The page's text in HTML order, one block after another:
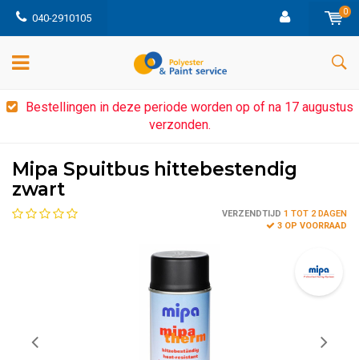
040-2910105
0
Bestellingen in deze periode worden op of na 17 augustus
verzonden.
Mipa Spuitbus hittebestendig
zwart
VERZENDTIJD 1 TOT 2 DAGEN
3 OP VOORRAAD